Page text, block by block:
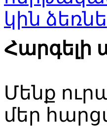
Հարգելի
Մենք
մեր